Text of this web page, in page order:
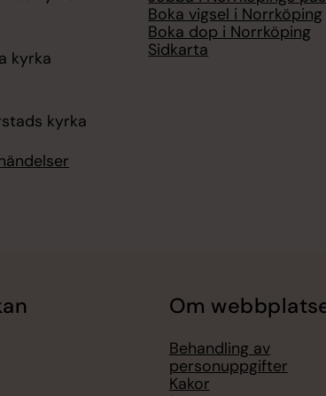
kyrka
kyrka
Boka vigsel i Norrköping
Boka dop i Norrköping
Sidkarta
Om
Behandling av
personuppgifter
Kakor